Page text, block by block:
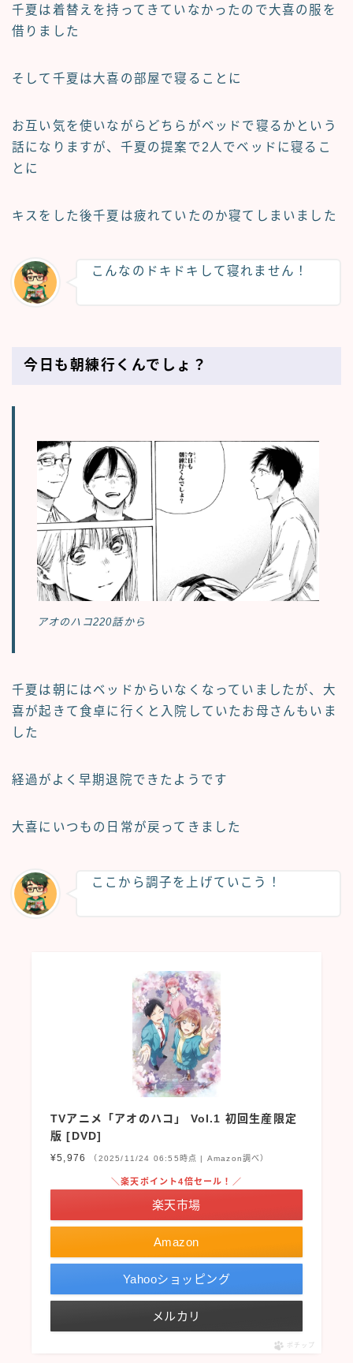
千夏は着替えを持ってきていなかったので大喜の服を
借りました
そして千夏は大喜の部屋で寝ることに
お互い気を使いながらどちらがベッドで寝るかという
話になりますが、千夏の提案で2人でベッドに寝るこ
とに
キスをした後千夏は疲れていたのか寝てしまいました
こんなのドキドキして寝れません！
今日も朝練行くんでしょ？
アオのハコ220話から
千夏は朝にはベッドからいなくなっていましたが、大
喜が起きて食卓に行くと入院していたお母さんもいま
した
経過がよく早期退院できたようです
大喜にいつもの日常が戻ってきました
ここから調子を上げていこう！
TVアニメ「アオのハコ」 Vol.1 初回生産限定
版 [DVD]
¥5,976 （2025/11/24 06:55時点 | Amazon調べ）
Amazon
＼楽天ポイント4倍セール！／
楽天市場
Yahooショッピング
メルカリ
ポチップ